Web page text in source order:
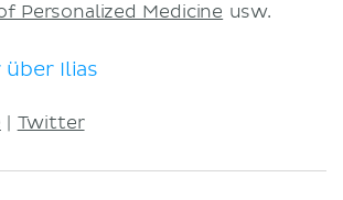
Personalized Medicine usw.
Ilias
Twitter